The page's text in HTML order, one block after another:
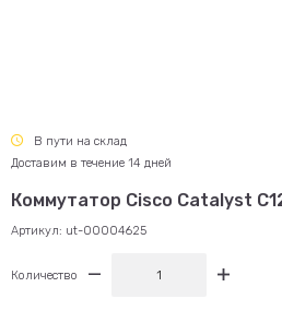
Коммутатор Cisco Catalyst
Артикул: ut-00004625
В пути на склад
Доставим в течение 14 дней
Количество